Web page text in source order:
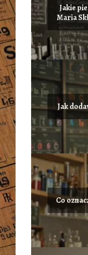
Jakie
Maria
Jak
Co